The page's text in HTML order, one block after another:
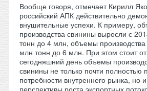
Вообще говоря, отмечает Кирилл
российский АПК действительно
внушительные успехи. К примеру,
производства свинины выросли с
тонн до 4 млн, объемы
млн тонн до 6 млн. При этом стоит
сегодняшний день объемы
свинины не только почти полностью
потребности внутреннего рынка, но
перспективы роста экспортных